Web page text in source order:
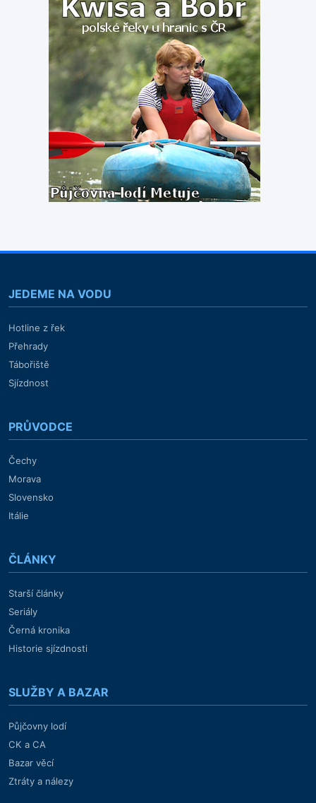
JEDEME NA VODU
Hotline z řek
Přehrady
Tábořiště
Sjízdnost
PRŮVODCE
Čechy
Morava
Slovensko
Itálie
ČLÁNKY
Starší články
Seriály
Černá kronika
Historie sjízdnosti
SLUŽBY A BAZAR
Půjčovny lodí
CK a CA
Bazar věcí
Ztráty a nálezy